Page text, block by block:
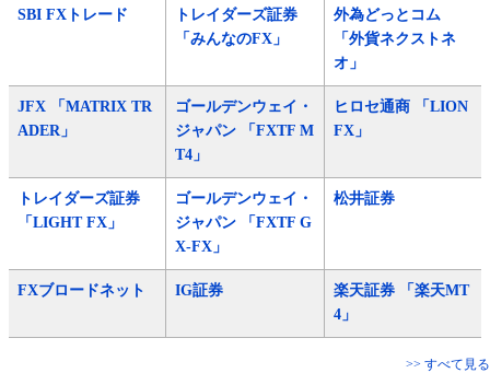
SBI FXトレード
トレイダーズ証券
「みんなのFX」
外為どっとコム
「外貨ネクストネ
オ」
JFX 「MATRIX TR
ADER」
ゴールデンウェイ・
ジャパン 「FXTF M
T4」
ヒロセ通商 「LION
FX」
トレイダーズ証券
「LIGHT FX」
ゴールデンウェイ・
ジャパン 「FXTF G
X-FX」
松井証券
FXブロードネット IG証券
楽天証券 「楽天MT
4」
>> すべて見る